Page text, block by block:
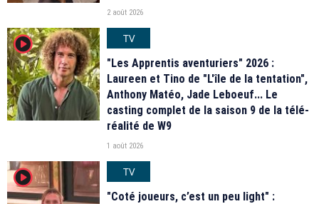
2 août 2026
player2
TV
"Les Apprentis aventuriers" 2026 :
Laureen et Tino de "L'île de la tentation",
Anthony Matéo, Jade Leboeuf... Le
casting complet de la saison 9 de la télé-
réalité de W9
1 août 2026
player2
TV
"Coté joueurs, c’est un peu light" :